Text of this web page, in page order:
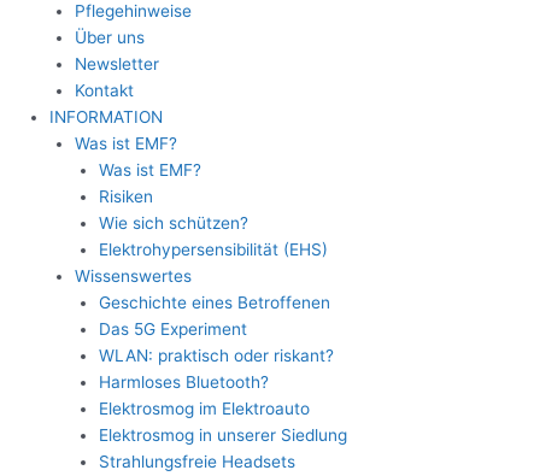
Pflegehinweise
Über uns
Newsletter
Kontakt
INFORMATION
Was ist EMF?
Was ist EMF?
Risiken
Wie sich schützen?
Elektrohypersensibilität (EHS)
Wissenswertes
Geschichte eines Betroffenen
Das 5G Experiment
WLAN: praktisch oder riskant?
Harmloses Bluetooth?
Elektrosmog im Elektroauto
Elektrosmog in unserer Siedlung
Strahlungsfreie Headsets